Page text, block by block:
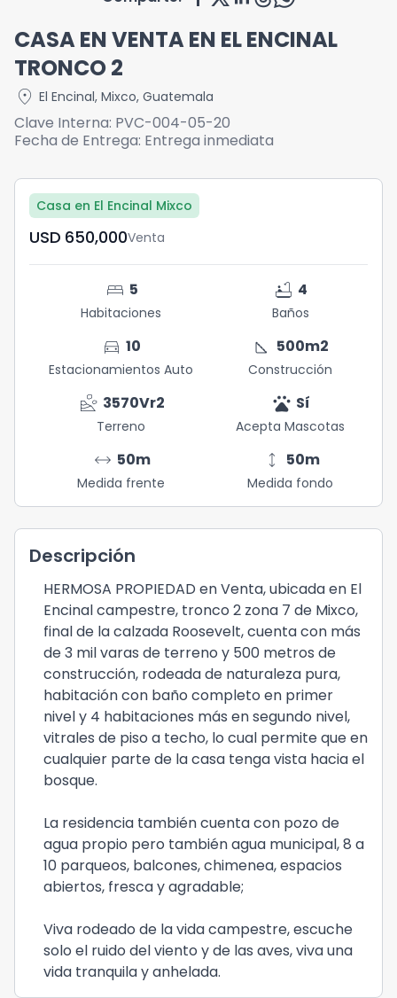
CASA EN VENTA EN EL ENCINAL
TRONCO 2
location_on El Encinal, Mixco, Guatemala
Clave Interna: PVC-004-05-20
Fecha de Entrega: Entrega inmediata
Casa en El Encinal Mixco
USD	650,000Venta
bed 5
Habitaciones
bathtub 4
Baños
directions_car 10
Estacionamientos Auto
square_foot 500m2
Construcción
landslide 3570Vr2
Terreno
pets Sí
Acepta Mascotas
arrow_range 50m
Medida frente
height 50m
Medida fondo
Descripción
HERMOSA PROPIEDAD en Venta, ubicada en El
Encinal campestre, tronco 2 zona 7 de Mixco,
final de la calzada Roosevelt, cuenta con más
de 3 mil varas de terreno y 500 metros de
construcción, rodeada de naturaleza pura,
habitación con baño completo en primer
nivel y 4 habitaciones más en segundo nivel,
vitrales de piso a techo, lo cual permite que en
cualquier parte de la casa tenga vista hacia el
bosque.
La residencia también cuenta con pozo de
agua propio pero también agua municipal, 8 a
10 parqueos, balcones, chimenea, espacios
abiertos, fresca y agradable;
Viva rodeado de la vida campestre, escuche
solo el ruido del viento y de las aves, viva una
vida tranquila y anhelada.